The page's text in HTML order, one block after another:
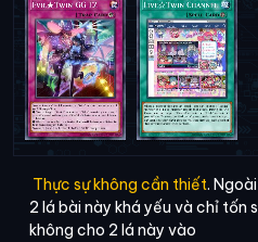
Thực sự không cần thiết.
2 lá bài này khá yếu và chỉ tốn
không cho 2 lá này vào